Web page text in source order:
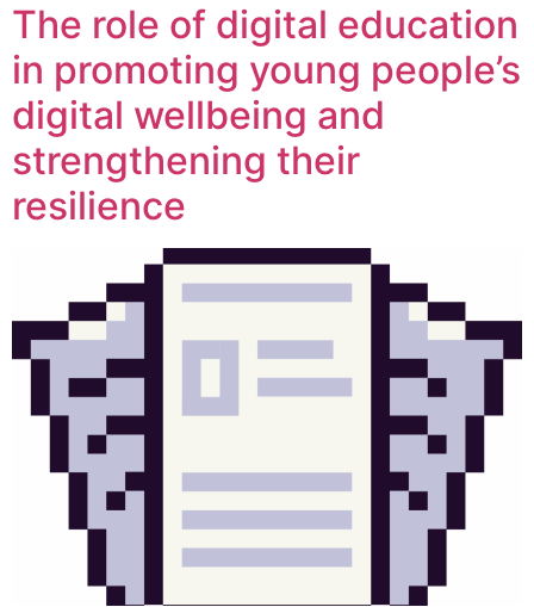
The role of digital education
in promoting young people’s
digital wellbeing and
strengthening their
resilience